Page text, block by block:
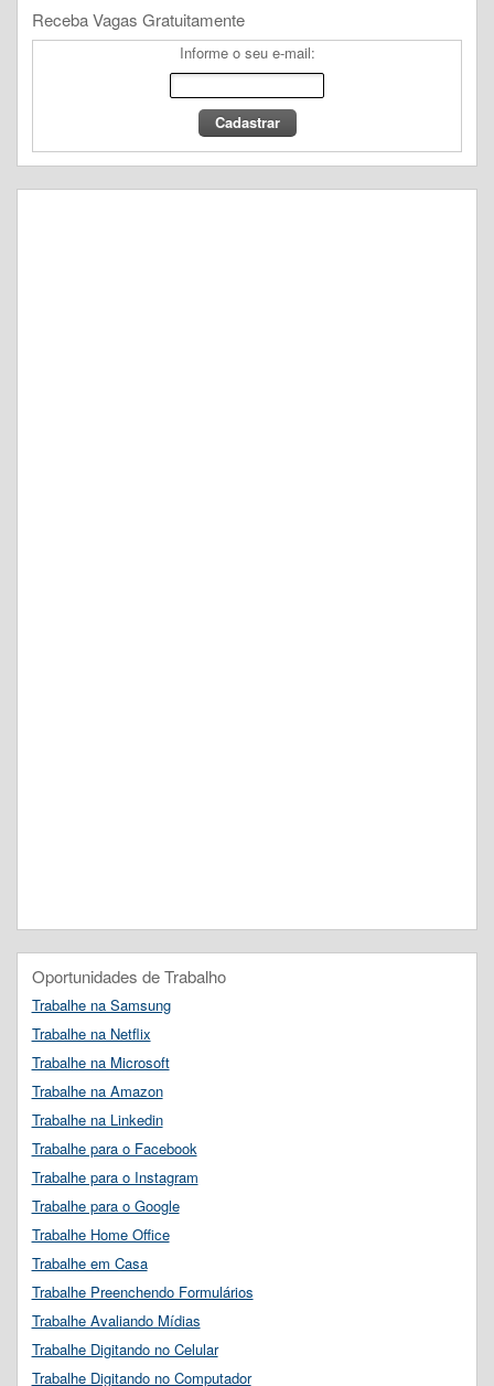
Receba Vagas Gratuitamente
Informe o seu e-mail:
Oportunidades de Trabalho
Trabalhe na Samsung
Trabalhe na Netflix
Trabalhe na Microsoft
Trabalhe na Amazon
Trabalhe na Linkedin
Trabalhe para o Facebook
Trabalhe para o Instagram
Trabalhe para o Google
Trabalhe Home Office
Trabalhe em Casa
Trabalhe Preenchendo Formulários
Trabalhe Avaliando Mídias
Trabalhe Digitando no Celular
Trabalhe Digitando no Computador